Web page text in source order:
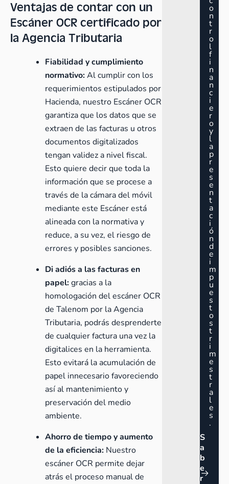
Ventajas de contar con un
Escáner OCR certificado por
la Agencia Tributaria
Fiabilidad y cumplimiento
normativo:Al cumplir con los
requerimientos estipulados por
Hacienda, nuestro Escáner OCR
garantiza que los datos que se
extraen de las facturas u otros
documentos digitalizados
tengan validez a nivel fiscal.
Esto quiere decir que toda la
información que se procese a
través de la cámara del móvil
mediante este Escáner está
alineada con la normativa y
reduce, a su vez, el riesgo de
errores y posibles sanciones.
Di adiós a las facturas en
papel:gracias a la
homologación del escáner OCR
de Talenom por la Agencia
Tributaria, podrás desprenderte
de cualquier factura una vez la
digitalices en la herramienta.
Esto evitará la acumulación de
papel innecesario favoreciendo
así al mantenimiento y
preservación del medio
ambiente.
Ahorro de tiempo y aumento
de la eficiencia: Nuestro
escáner OCR permite dejar
atrás el proceso manual de
o
n
t
r
o
l
f
i
n
a
n
c
i
e
r
o
y
l
a
p
r
e
s
e
n
t
a
c
i
ó
n
d
e
i
m
p
u
e
s
t
o
s
t
r
i
m
e
s
t
r
a
l
e
s
.
S
a
b
e
r